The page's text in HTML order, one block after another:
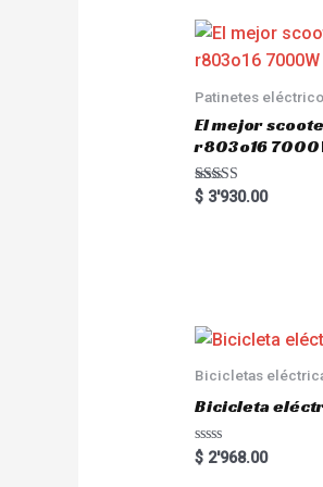
Patinetes
El mejor
r803o16
Rated
5.00
$3'930.00
Bicicletas
Bicicleta
R
a
$2'968.00